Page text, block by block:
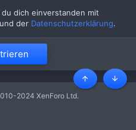
dich einverstanden mit
und der Datenschutzerklärung.
2024 XenForo Ltd.
Oben Unten